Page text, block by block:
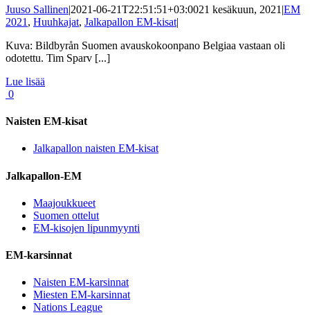
Juuso Sallinen|2021-06-21T22:51:51+03:0021 kesäkuun, 2021 |EM
2021 , Huuhkajat, Jalkapallon EM-kisat|
Kuva: Bildbyrån Suomen avauskokoonpano Belgiaa vastaan oli
odotettu. Tim Sparv [...]
Lue lisää
0
Naisten EM-kisat
Jalkapallon naisten EM-kisat
Jalkapallon-EM
Maajoukkueet
Suomen ottelut
EM-kisojen lipunmyynti
EM-karsinnat
Naisten EM-karsinnat
Miesten EM-karsinnat
Nations League